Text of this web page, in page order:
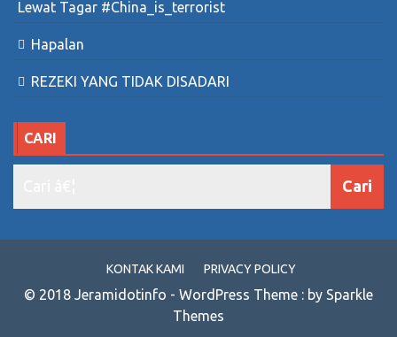
Lewat Tagar #China_is_terrorist
Hapalan
REZEKI YANG TIDAK DISADARI
CARI
KONTAK KAMI PRIVACY POLICY
© 2018 Jeramidotinfo - WordPress Theme : by Sparkle
Themes